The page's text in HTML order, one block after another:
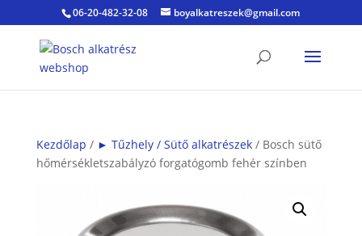
06-20-482-32-08 boyalkatreszek@gmail.com
Kezdőlap / ► Tűzhely / Sütő alkatrészek/ Bosch sütő
hőmérsékletszabályzó forgatógomb fehér színben